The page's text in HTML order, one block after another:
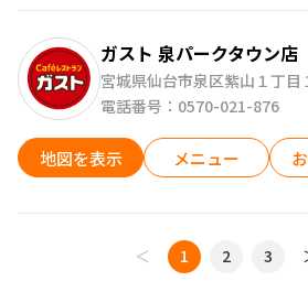
ガスト 泉パークタウン店
宮城県仙台市泉区紫山１丁目
電話番号：0570-021-876
地図を表示 メニュー
＜ 1 2 3